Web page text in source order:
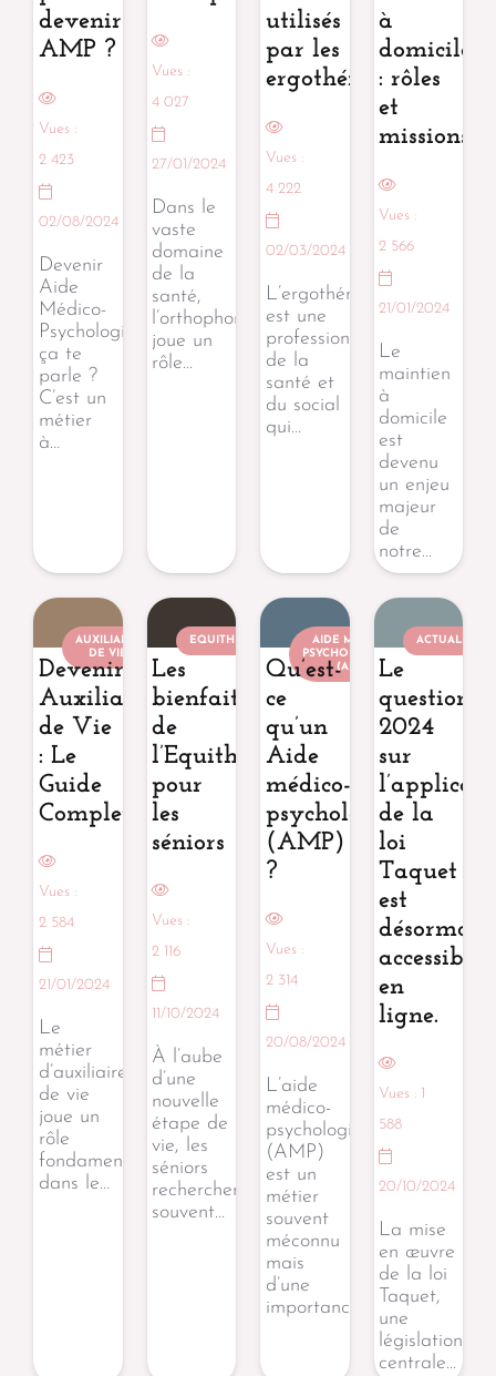
devenir
AMP ?
Vues :
2 423
02/08/2024
Devenir
Aide
Médico-
Psychologique,
ça te
parle ?
C’est un
métier
à…
Vues :
4 027
27/01/2024
Dans le
vaste
domaine
de la
santé,
l’orthophonie
joue un
rôle…
utilisés
par les
ergothérapeutes
Vues :
4 222
02/03/2024
L’ergothérapie
est une
profession
de la
santé et
du social
qui…
à
domicile
: rôles
et
missions
Vues :
2 566
21/01/2024
Le
maintien
à
domicile
est
devenu
un enjeu
majeur
de
notre…
AUXILIAIRE
DE VIE
Devenir
Auxiliaire
de Vie
: Le
Guide
Complet
Vues :
2 584
21/01/2024
Le
métier
d’auxiliaire
de vie
joue un
rôle
fondamental
dans le…
EQUITHÉRAPEUTE
Les
bienfaits
de
l’Equithérapie
pour
les
séniors
Vues :
2 116
11/10/2024
À l’aube
d’une
nouvelle
étape de
vie, les
séniors
recherchent
souvent…
AIDE MÉDICO-
PSYCHOLOGIQUE
(AMP)
Qu’est-
ce
qu’un
Aide
médico-
psychologique
(AMP)
?
Vues :
2 314
20/08/2024
L’aide
médico-
psychologique
(AMP)
est un
métier
souvent
méconnu
mais
d’une
importance…
ACTUALITÉ
Le
2024
sur
de la
loi
Taquet
est
désormais
accessible
en
ligne.
Vues : 1
588
20/10/2024
La mise
en œuvre
de la loi
Taquet,
une
législation
centrale…